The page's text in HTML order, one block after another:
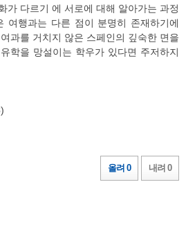
가 다르기 에 서로에 대해 알아가는 과정
여행과는 다른 점이 분명히 존재하기에
과를 거치지 않은 스페인의 깊숙한 면을
학을 망설이는 학우가 있다면 주저하지
올려 0 내려 0